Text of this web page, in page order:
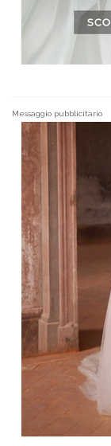
Messaggio pubblicitario